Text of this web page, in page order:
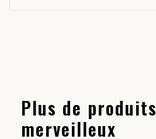
Plus de produits
merveilleux